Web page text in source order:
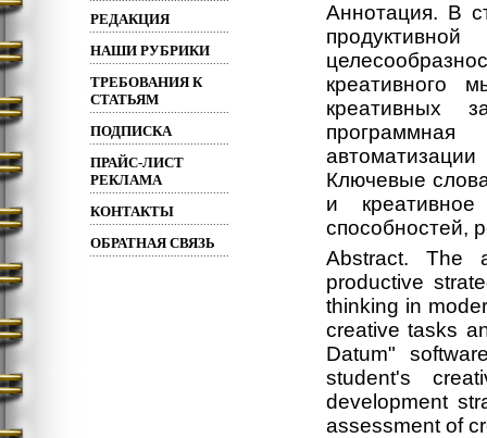
РЕДАКЦИЯ
НАШИ РУБРИКИ
ТРЕБОВАНИЯ К
СТАТЬЯМ
ПОДПИСКА
ПРАЙС-ЛИСТ
РЕКЛАМА
КОНТАКТЫ
ОБРАТНАЯ СВЯЗЬ
Аннотация. В
креативного
креативных
автоматизации
Ключевые
и
способностей,
Abstract. The
productive
thinking in
creative tasks
Datum"
student's
development
assessment of